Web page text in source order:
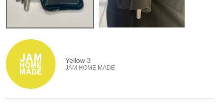
Yellow 3
JAM HOME MADE